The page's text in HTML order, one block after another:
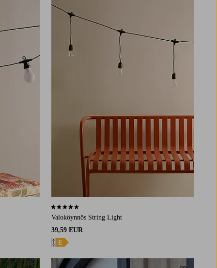
Valoköynnös String Light
39,59 EUR
4,7 perustuen 9 arvosanaan